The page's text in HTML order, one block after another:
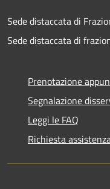
Sede distaccata di
Sede distaccata di
Prenotazione
Segnalazione
Leggi le FAQ
Richiesta